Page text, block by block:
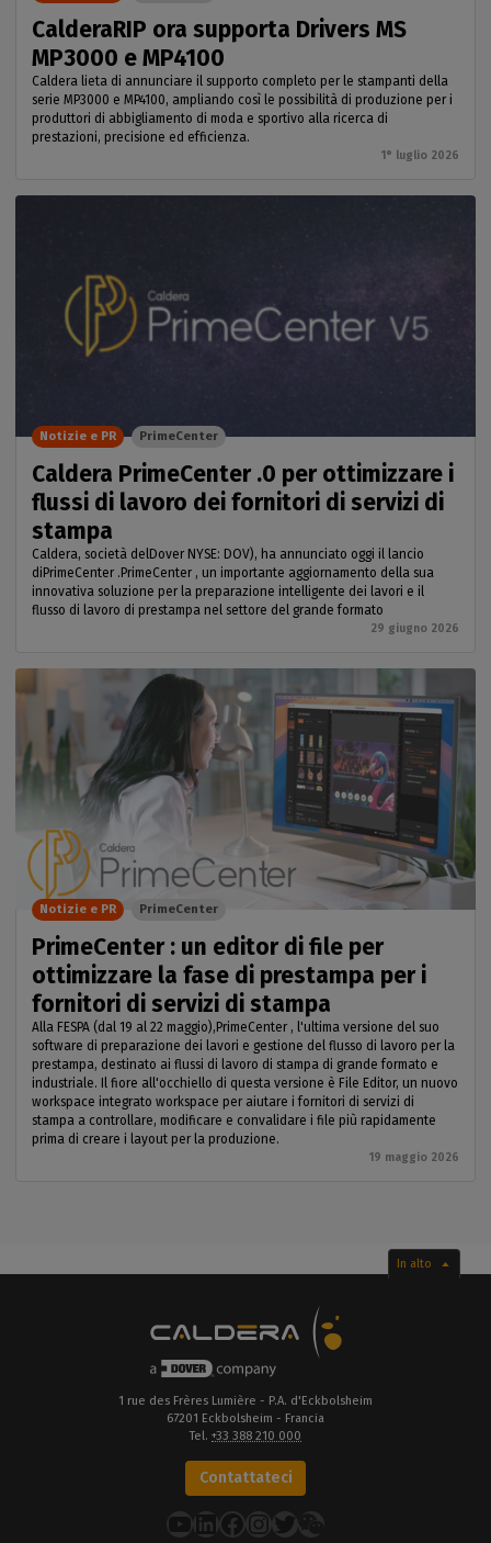
CalderaRIP ora supporta Drivers MS
MP3000 e MP4100
Caldera lieta di annunciare il supporto completo per le stampanti della
serie MP3000 e MP4100, ampliando così le possibilità di produzione per i
produttori di abbigliamento di moda e sportivo alla ricerca di
prestazioni, precisione ed efficienza.
1° luglio 2026
Caldera PrimeCenter .0 per ottimizzare i
flussi di lavoro dei fornitori di servizi di
stampa
Caldera, società delDover NYSE: DOV), ha annunciato oggi il lancio
diPrimeCenter .PrimeCenter , un importante aggiornamento della sua
innovativa soluzione per la preparazione intelligente dei lavori e il
flusso di lavoro di prestampa nel settore del grande formato
29 giugno 2026
Notizie e PR PrimeCenter
PrimeCenter : un editor di file per
ottimizzare la fase di prestampa per i
fornitori di servizi di stampa
Alla FESPA (dal 19 al 22 maggio),PrimeCenter , l'ultima versione del suo
software di preparazione dei lavori e gestione del flusso di lavoro per la
prestampa, destinato ai flussi di lavoro di stampa di grande formato e
industriale. Il fiore all'occhiello di questa versione è File Editor, un nuovo
workspace integrato workspace per aiutare i fornitori di servizi di
stampa a controllare, modificare e convalidare i file più rapidamente
prima di creare i layout per la produzione.
19 maggio 2026
Notizie e PR PrimeCenter
In alto
1 rue des Frères Lumière - P.A. d'Eckbolsheim
67201 Eckbolsheim - Francia
Tel. +33 388 210 000
Contattateci
YouTube
LinkedIn
Facebook
Instagram
Twitter